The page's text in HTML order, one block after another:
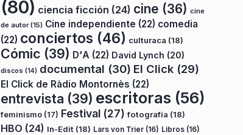
(80) ciencia ficción (24) cine (36) cine
de autor(15) Cine independiente (22) comedia
(22) conciertos (46) culturaca (18)
Cómic (39) D'A (22) David Lynch (20)
discos (14) documental (30) El Click (29)
El Click de Ràdio Montornès (22)
entrevista (39) escritoras (56)
feminismo (17) Festival (27) fotografía (18)
HBO (24) In-Edit (18) Lars von Trier (16) Libros (16)